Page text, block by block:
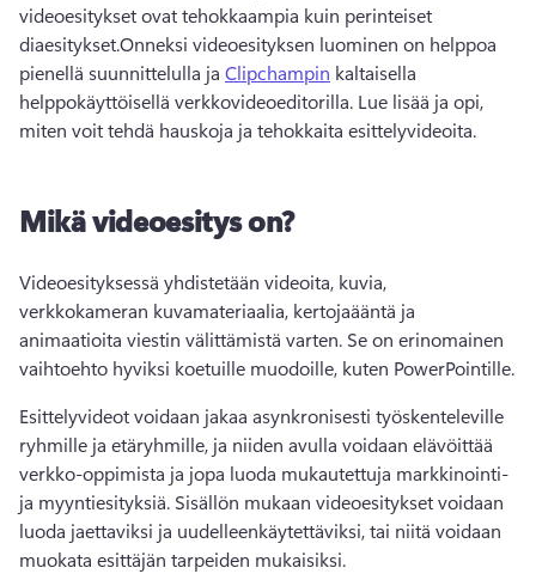
videoesitykset ovat tehokkaampia kuin perinteiset
diaesitykset.Onneksi videoesityksen luominen on helppoa
pienellä suunnittelulla ja Clipchampin kaltaisella
helppokäyttöisellä verkkovideoeditorilla. Lue lisää ja opi,
miten voit tehdä hauskoja ja tehokkaita esittelyvideoita.
Mikä videoesitys on?
Videoesityksessä yhdistetään videoita, kuvia,
verkkokameran kuvamateriaalia, kertojaääntä ja
animaatioita viestin välittämistä varten. Se on erinomainen
vaihtoehto hyviksi koetuille muodoille, kuten PowerPointille.
Esittelyvideot voidaan jakaa asynkronisesti työskenteleville
ryhmille ja etäryhmille, ja niiden avulla voidaan elävöittää
verkko-oppimista ja jopa luoda mukautettuja markkinointi-
ja myyntiesityksiä. Sisällön mukaan videoesitykset voidaan
luoda jaettaviksi ja uudelleenkäytettäviksi, tai niitä voidaan
muokata esittäjän tarpeiden mukaisiksi.